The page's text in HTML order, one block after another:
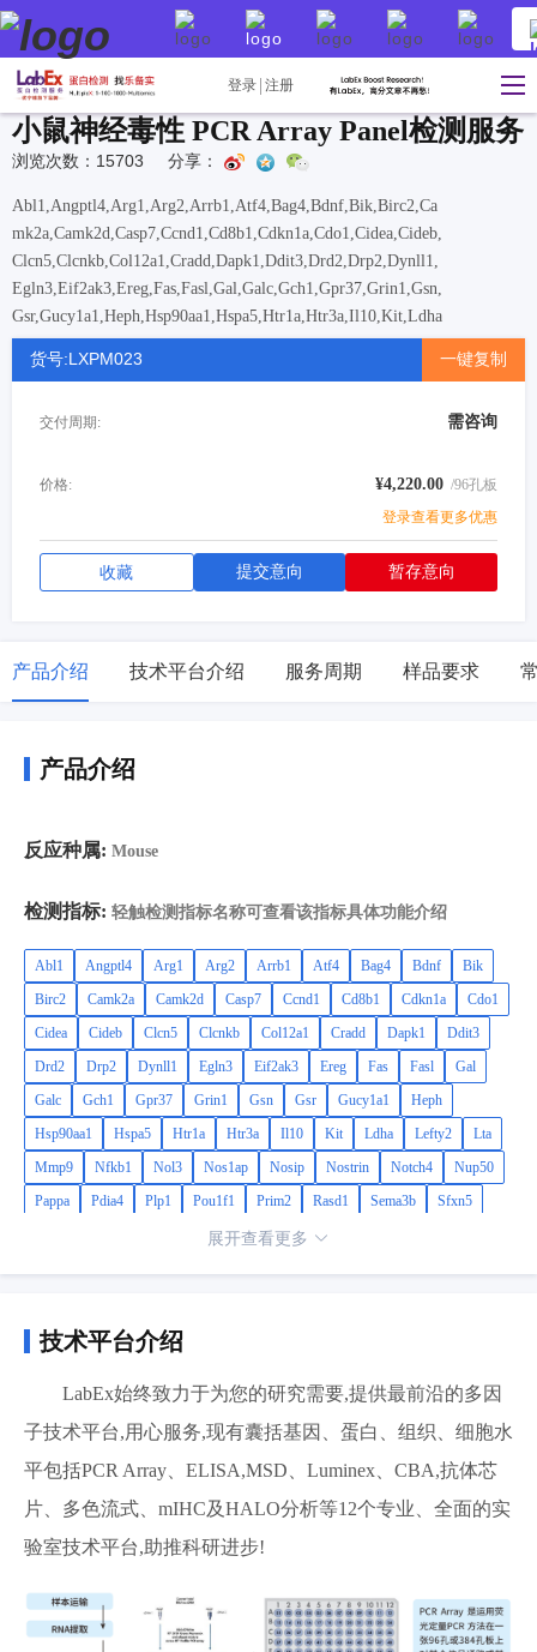
登录 注册
小鼠神经毒性 PCR Array Panel检测服务
浏览次数：15703 分享：
Abl1,Angptl4,Arg1,Arg2,Arrb1,Atf4,Bag4,Bdnf,Bik,Birc2,Ca
mk2a,Camk2d,Casp7,Ccnd1,Cd8b1,Cdkn1a,Cdo1,Cidea,Cideb,
Clcn5,Clcnkb,Col12a1,Cradd,Dapk1,Ddit3,Drd2,Drp2,Dynll1,
Egln3,Eif2ak3,Ereg,Fas,Fasl,Gal,Galc,Gch1,Gpr37,Grin1,Gsn,
Gsr,Gucy1a1,Heph,Hsp90aa1,Hspa5,Htr1a,Htr3a,Il10,Kit,Ldha
,Lefty2,Lta,Mmp9,Nfkb1,Nol3,Nos1ap,Nosip,Nostrin,Notch4,
Nup50,Pappa,Pdia4,Plp1,Pou1f1,Prim2,Rasd1,Sema3b,Sfxn5,
,Traf4,Trp53,Trpm1,Trpm4,Txnip,Tyrp1,Usp7,Xiap,Ywhae
货号:LXPM023 一键复制
交付周期: 需咨询
价格: ¥4,220.00 /96孔板
登录查看更多优惠
收藏 提交意向 暂存意向
产品介绍 技术平台介绍 服务周期 样品要求
产品介绍
反应种属: Mouse
检测指标: 轻触检测指标名称可查看该指标具体功能介绍
Abl1 Angptl4 Arg1 Arg2 Arrb1 Atf4 Bag4 Bdnf
Bik
Birc2
Camk2a Camk2d Casp7 Ccnd1 Cd8b1 Cdkn1a
Cdo1
Cidea
Cideb Clcn5 Clcnkb Col12a1 Cradd Dapk1
Ddit3
Drd2
Drp2 Dynll1 Egln3 Eif2ak3 Ereg Fas Fasl
Gal
Galc
Gch1 Gpr37 Grin1 Gsn Gsr Gucy1a1
Heph
Hsp90aa1
Hspa5 Htr1a Htr3a Il10 Kit Ldha Lefty2
Lta
Mmp9
Nfkb1 Nol3 Nos1ap Nosip Nostrin Notch4
Nup50
Pappa
Pdia4 Plp1 Pou1f1 Prim2 Rasd1 Sema3b
Sfxn5
Tnfrsf10b Tnfrsf11b
展开查看更多
技术平台介绍
LabEx始终致力于为您的研究需要,提供最前沿的多因
子技术平台,用心服务,现有囊括基因、蛋白、组织、细胞水
平包括PCR Array、ELISA,MSD、Luminex、CBA,抗体芯
片、多色流式、mIHC及HALO分析等12个专业、全面的实
验室技术平台,助推科研进步!